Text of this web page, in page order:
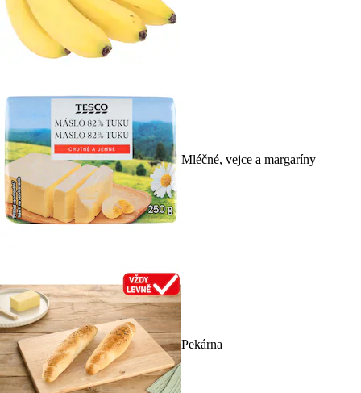
Mléčné, vejce a margaríny
Pekárna